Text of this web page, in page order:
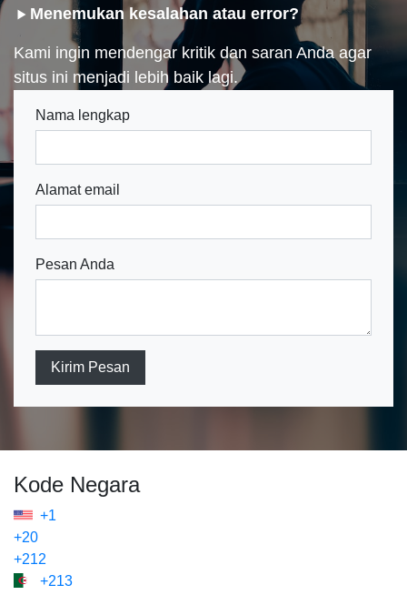
Menemukan kesalahan atau error?
Kami ingin mendengar kritik dan saran Anda agar
situs ini menjadi lebih baik lagi.
Nama lengkap
Alamat email
Pesan Anda
Kirim Pesan
Kode Negara
+1
+20
+212
+213